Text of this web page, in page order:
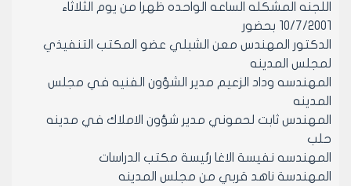
اللجنه المشكله الساعه الواحده ظهرا من يوم الثلاثاء
10/7/2001 بحضور
الدكتور المهندس معن الشبلي عضو المكتب التنفيذي
لمجلس المدينه
المهندسه وداد الزعيم مدير الشؤون الفنيه في مجلس
المدينه
المهندس ثابت لحموني مدير شؤون الاملاك في مدينه
حلب
المهندسه نفيسة الاغا رئيسة مكتب الدراسات
المهندسة ناهد قربي من مجلس المدينه